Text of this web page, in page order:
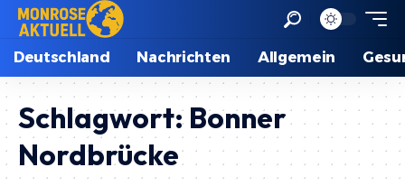
Deutschland Nachrichten Allgemein
Schlagwort: Bonner
Nordbrücke